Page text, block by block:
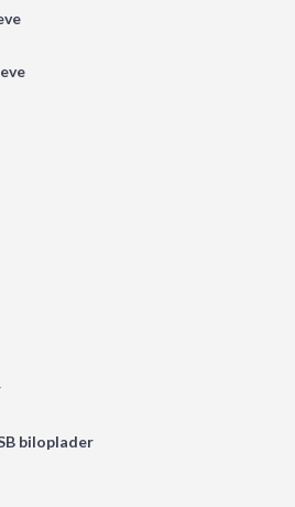
biloplader